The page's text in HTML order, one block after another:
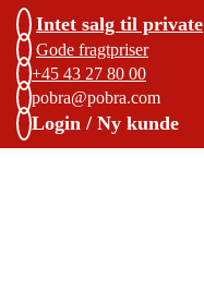
Intet salg til private
Gode fragtpriser
+45 43 27 80 00
pobra@pobra.com
Login / Ny kunde